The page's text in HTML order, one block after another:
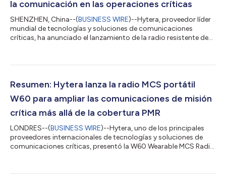
la comunicación en las operaciones críticas
SHENZHEN, China--(BUSINESS WIRE)--Hytera, proveedor líder
mundial de tecnologías y soluciones de comunicaciones
críticas, ha anunciado el lanzamiento de la radio resistente de
comunicaciones de banda ancha en las operaciones que son
a la banda ancha no es un cambio que se produzca de la noche
a la mañana", explicó Art...
Resumen: Hytera lanza la radio MCS portátil
W60 para ampliar las comunicaciones de misión
crítica más allá de la cobertura PMR
LONDRES--(BUSINESS WIRE)--Hytera, uno de los principales
proveedores internacionales de tecnologías y soluciones de
comunicaciones críticas, presentó la W60 Wearable MCS Radio
dispositivo portátil y ligero ayuda a las organizaciones a